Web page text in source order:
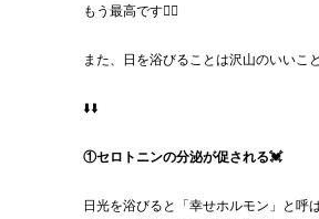
もう最高です🧚‍♀️
また、日を浴びることは沢山のいいこ
⬇️⬇️
①セロトニンの分泌が促される💓
日光を浴びると「幸せホルモン」と呼